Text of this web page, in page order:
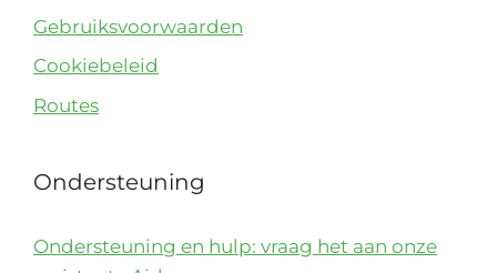
Gebruiksvoorwaarden
Cookiebeleid
Routes
Ondersteuning
Ondersteuning en hulp: vraag het aan onze